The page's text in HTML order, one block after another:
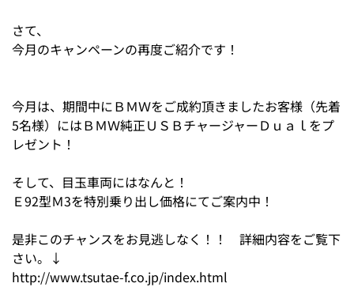
さて、
今月のキャンペーンの再度ご紹介です！
今月は、期間中にＢＭＷをご成約頂きましたお客様（先着
5名様）にはＢＭＷ純正ＵＳＢチャージャーＤｕａｌをプ
レゼント！
そして、目玉車両にはなんと！
Ｅ92型Ｍ3を特別乗り出し価格にてご案内中！
是非このチャンスをお見逃しなく！！ 詳細内容をご覧下
さい。↓
http://www.tsutae-f.co.jp/index.html